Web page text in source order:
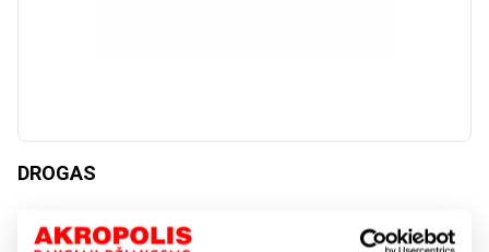
DROGAS